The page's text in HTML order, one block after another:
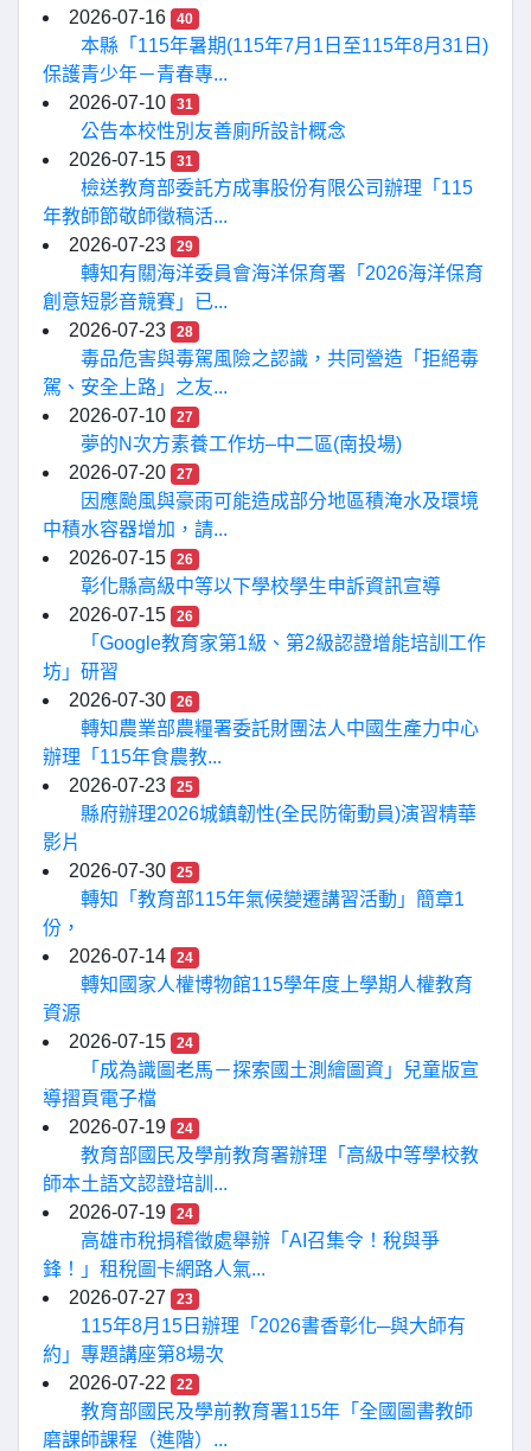
2026-07-16
40
本縣「115年暑期(115年7月1日至115年8月31日)
保護青少年－青春專...
2026-07-10
31
公告本校性別友善廁所設計概念
2026-07-15
31
檢送教育部委託方成事股份有限公司辦理「115
年教師節敬師徵稿活...
2026-07-23
29
轉知有關海洋委員會海洋保育署「2026海洋保育
創意短影音競賽」已...
2026-07-23
28
毒品危害與毒駕風險之認識，共同營造「拒絕毒
駕、安全上路」之友...
2026-07-10
27
夢的N次方素養工作坊–中二區(南投場)
2026-07-20
27
因應颱風與豪雨可能造成部分地區積淹水及環境
中積水容器增加，請...
2026-07-15
26
彰化縣高級中等以下學校學生申訴資訊宣導
2026-07-15
26
「Google教育家第1級、第2級認證增能培訓工作
坊」研習
2026-07-30
26
轉知農業部農糧署委託財團法人中國生產力中心
辦理「115年食農教...
2026-07-23
25
縣府辦理2026城鎮韌性(全民防衛動員)演習精華
影片
2026-07-30
25
轉知「教育部115年氣候變遷講習活動」簡章1
份，
2026-07-14
24
轉知國家人權博物館115學年度上學期人權教育
資源
2026-07-15
24
「成為識圖老馬－探索國土測繪圖資」兒童版宣
導摺頁電子檔
2026-07-19
24
教育部國民及學前教育署辦理「高級中等學校教
師本土語文認證培訓...
2026-07-19
24
高雄市稅捐稽徵處舉辦「AI召集令！稅與爭
鋒！」租稅圖卡網路人氣...
2026-07-27
23
115年8月15日辦理「2026書香彰化─與大師有
約」專題講座第8場次
2026-07-22
22
教育部國民及學前教育署115年「全國圖書教師
磨課師課程（進階）...